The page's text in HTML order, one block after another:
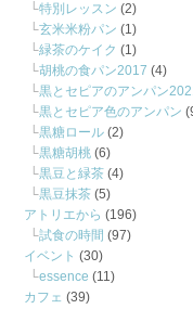
特別レッスン (2)
玄米米粉パン (1)
緑茶のケイク (1)
胡桃の食パン2017 (4)
黒とセピアのアンパン
黒とセピア色のアンパン
黒糖ロール (2)
黒糖胡桃 (6)
黒豆と緑茶 (4)
黒豆抹茶 (5)
アトリエから (196)
試食の時間 (97)
イベント (30)
essence (11)
カフェ (39)